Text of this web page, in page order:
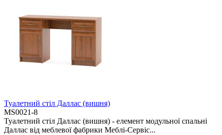
Туалетний стіл Даллас (вишня)
MS0021-8
Туалетний стіл Даллас (вишня) - елемент модульної спальні
Даллас від меблевої фабрики Меблі-Сервіс...